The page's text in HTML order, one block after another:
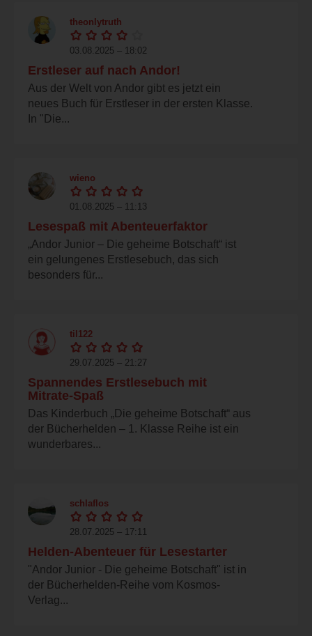
theonlytruth
03.08.2025 – 18:02
Erstleser auf nach Andor!
Aus der Welt von Andor gibt es jetzt ein
neues Buch für Erstleser in der ersten Klasse.
In "Die...
wieno
01.08.2025 – 11:13
Lesespaß mit Abenteuerfaktor
„Andor Junior – Die geheime Botschaft“ ist
ein gelungenes Erstlesebuch, das sich
besonders für...
til122
29.07.2025 – 21:27
Spannendes Erstlesebuch mit
Mitrate-Spaß
Das Kinderbuch „Die geheime Botschaft“ aus
der Bücherhelden – 1. Klasse Reihe ist ein
wunderbares...
schlaflos
28.07.2025 – 17:11
Helden-Abenteuer für Lesestarter
"Andor Junior - Die geheime Botschaft" ist in
der Bücherhelden-Reihe vom Kosmos-
Verlag...